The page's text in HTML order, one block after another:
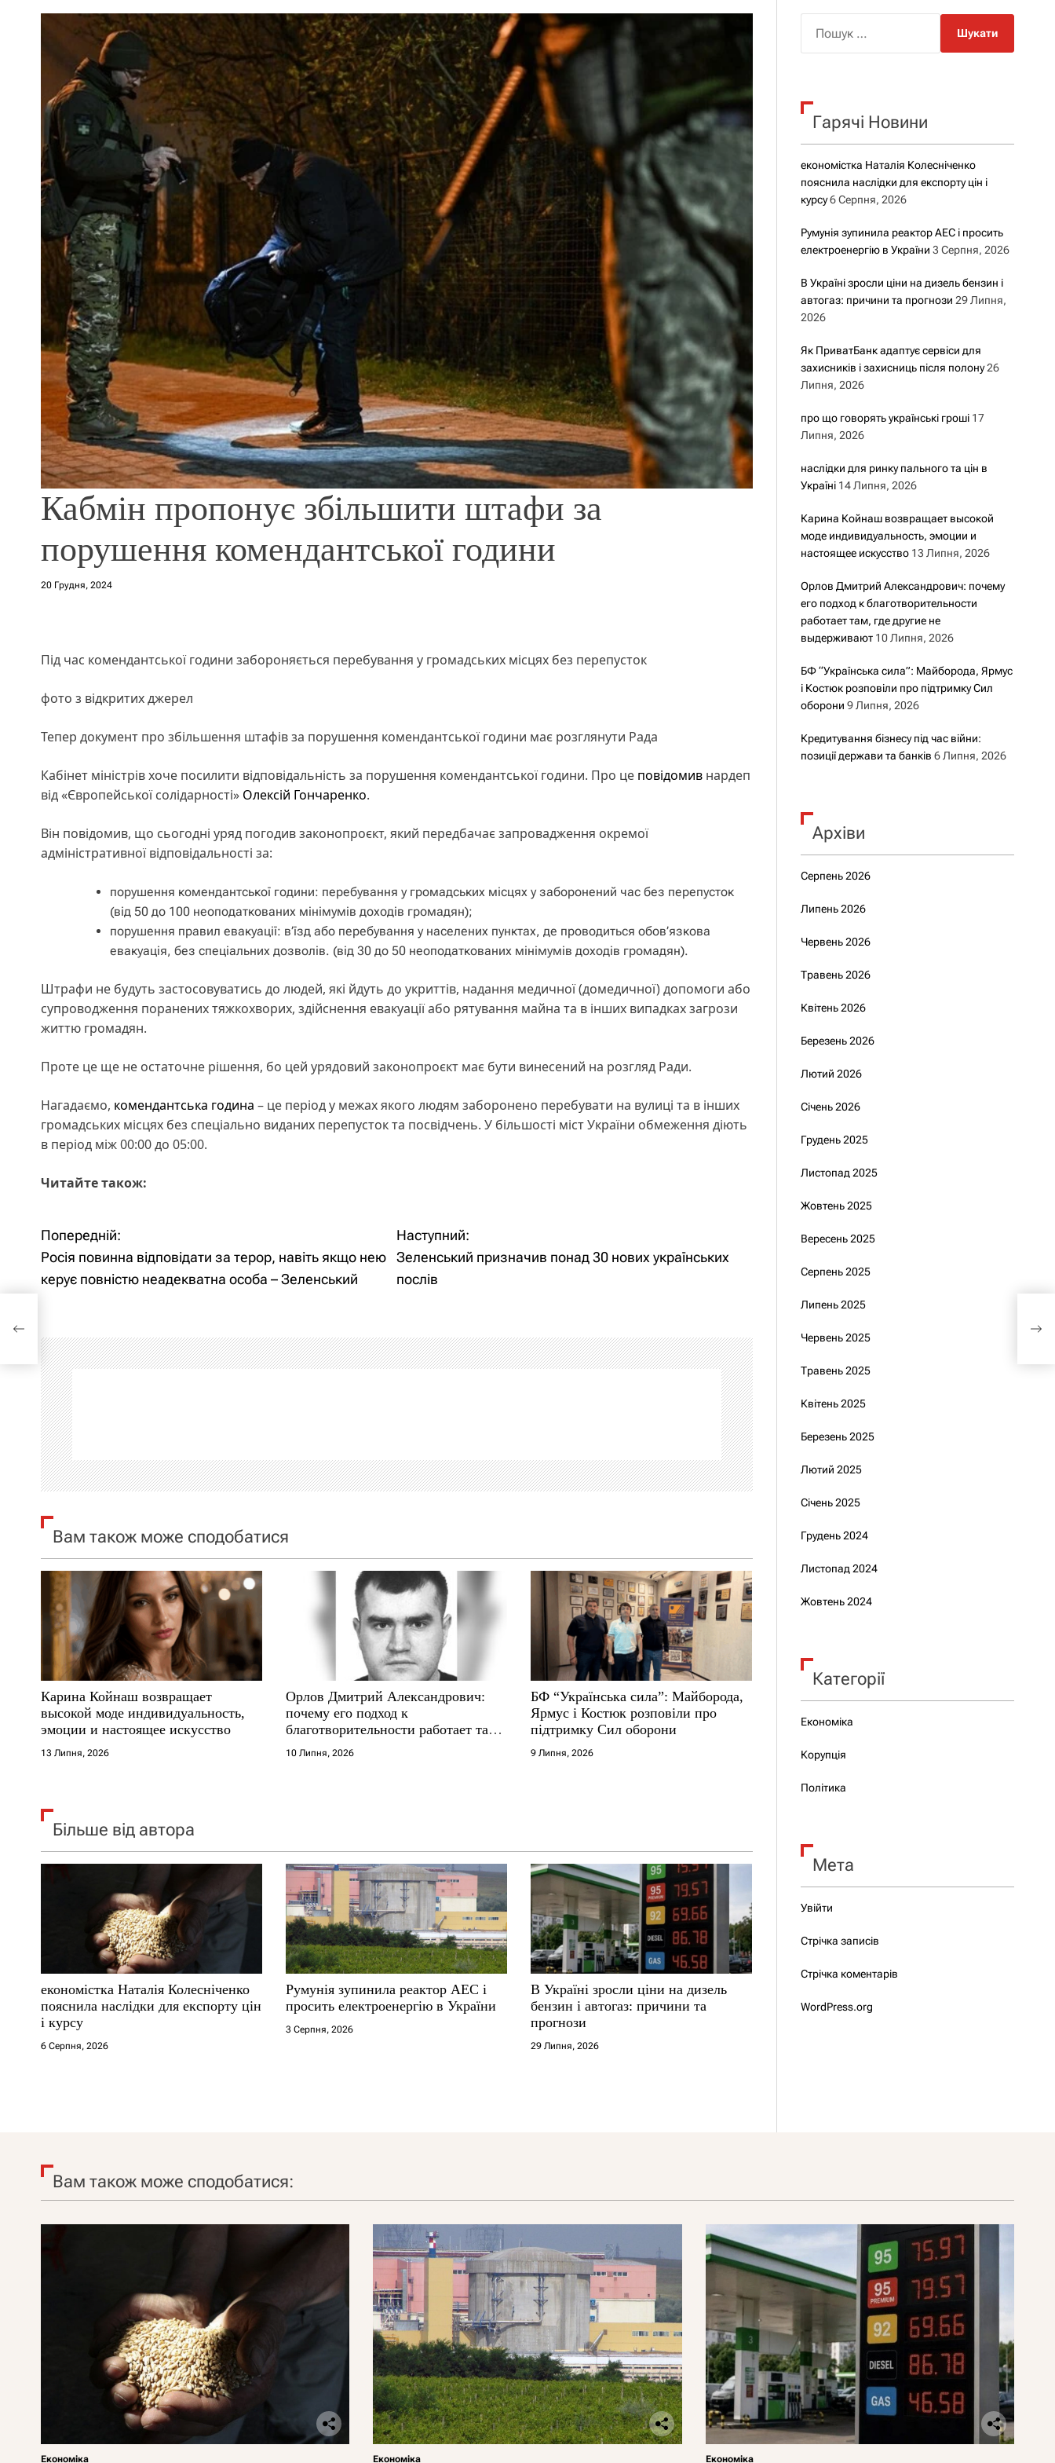
р
о
у
Кабмін пропонує збільшити штафи за
порушення комендантської години
20 Грудня, 2024
Під час комендантської години забороняється перебування у громадських місцях без перепусток
фото з відкритих джерел
Тепер документ про збільшення штафів за порушення комендантської години має розглянути Рада
Кабінет міністрів хоче посилити відповідальність за порушення комендантської години. Про це повідомив нардеп
від «Європейської солідарності» Олексій Гончаренко.
Він повідомив, що сьогодні уряд погодив законопроєкт, який передбачає запровадження окремої
адміністративної відповідальності за:
порушення комендантської години: перебування у громадських місцях у заборонений час без перепусток
(від 50 до 100 неоподаткованих мінімумів доходів громадян);
порушення правил евакуації: в’їзд або перебування у населених пунктах, де проводиться обов’язкова
евакуація, без спеціальних дозволів. (від 30 до 50 неоподаткованих мінімумів доходів громадян).
Штрафи не будуть застосовуватись до людей, які йдуть до укриттів, надання медичної (домедичної) допомоги або
супроводження поранених тяжкохворих, здійснення евакуації або рятування майна та в інших випадках загрози
життю громадян.
Проте це ще не остаточне рішення, бо цей урядовий законопроєкт має бути винесений на розгляд Ради.
Нагадаємо, комендантська година – це період у межах якого людям заборонено перебувати на вулиці та в інших
громадських місцях без спеціально виданих перепусток та посвідчень. У більшості міст України обмеження діють
в період між 00:00 до 05:00.
Читайте також:
Н
а
і
г
а
ц
і
я
а
п
и
с
і
в
Попередній:
Росія повинна відповідати за терор, навіть якщо нею
керує повністю неадекватна особа – Зеленський
Наступний:
Зеленський призначив понад 30 нових українських
послів
Вам також може сподобатися
Карина Койнаш возвращает
высокой моде индивидуальность,
эмоции и настоящее искусство
13 Липня, 2026
Орлов Дмитрий Александрович:
почему его подход к
благотворительности работает там,
где другие не выдерживают
10 Липня, 2026
БФ “Українська сила”: Майборода,
Ярмус і Костюк розповіли про
підтримку Сил оборони
9 Липня, 2026
Більше від автора
економістка Наталія Колесніченко
пояснила наслідки для експорту цін
і курсу
6 Серпня, 2026
Румунія зупинила реактор АЕС і
просить електроенергію в України
3 Серпня, 2026
В Україні зросли ціни на дизель
бензин і автогаз: причини та
прогнози
29 Липня, 2026
к
Гарячі Новини
економістка Наталія Колесніченко
пояснила наслідки для експорту цін і
курсу 6 Серпня, 2026
Румунія зупинила реактор АЕС і просить
електроенергію в України 3 Серпня, 2026
В Україні зросли ціни на дизель бензин і
автогаз: причини та прогнози 29 Липня,
2026
Як ПриватБанк адаптує сервіси для
захисників і захисниць після полону 26
Липня, 2026
про що говорять українські гроші 17
Липня, 2026
наслідки для ринку пального та цін в
Україні 14 Липня, 2026
Карина Койнаш возвращает высокой
моде индивидуальность, эмоции и
настоящее искусство 13 Липня, 2026
Орлов Дмитрий Александрович: почему
его подход к благотворительности
работает там, где другие не
выдерживают 10 Липня, 2026
БФ “Українська сила”: Майборода, Ярмус
і Костюк розповіли про підтримку Сил
оборони 9 Липня, 2026
Кредитування бізнесу під час війни:
позиції держави та банків 6 Липня, 2026
Архіви
Серпень 2026
Липень 2026
Червень 2026
Травень 2026
Квітень 2026
Березень 2026
Лютий 2026
Січень 2026
Грудень 2025
Листопад 2025
Жовтень 2025
Вересень 2025
Серпень 2025
Липень 2025
Червень 2025
Травень 2025
Квітень 2025
Березень 2025
Лютий 2025
Січень 2025
Грудень 2024
Листопад 2024
Жовтень 2024
Категорії
Економіка
Корупція
Політика
Мета
Увійти
Стрічка записів
Стрічка коментарів
WordPress.org
Вам також може сподобатися:
Економіка Економіка Економіка